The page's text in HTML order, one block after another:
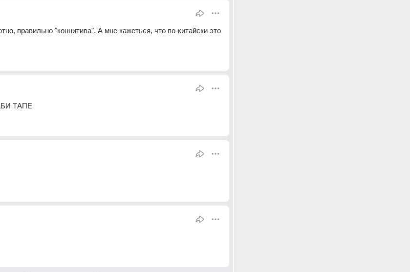
правильно "коннитива". А мне кажеться, что по-китайски это
ТАПЕ